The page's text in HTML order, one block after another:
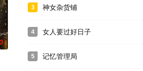
3 神女杂货铺
4 女人要过好日子
5 记忆管理局